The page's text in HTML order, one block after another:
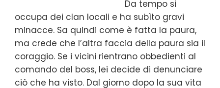
Da tempo si
occupa dei clan locali e ha subìto gravi
minacce. Sa quindi come è fatta la paura,
ma crede che l’altra faccia della paura sia il
coraggio. Se i vicini rientrano obbedienti al
comando del boss, lei decide di denunciare
ciò che ha visto. Dal giorno dopo la sua vita